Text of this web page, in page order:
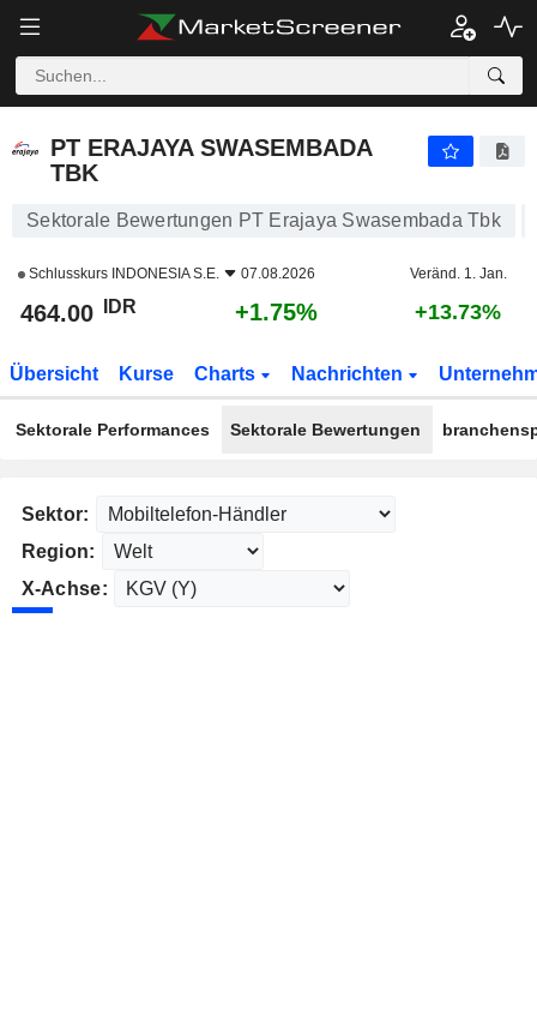
PT ERAJAYA SWASEMBADA
TBK
Sektorale Bewertungen PT Erajaya Swasembada Tbk
Schlusskurs INDONESIA S.E. 07.08.2026 Veränd. 1. Jan.
464.00 IDR +1.75% +13.73%
Übersicht Kurse Charts Nachrichten
Sektorale Performances Sektorale Bewertungen
Sektor:
Region:
X-Achse: